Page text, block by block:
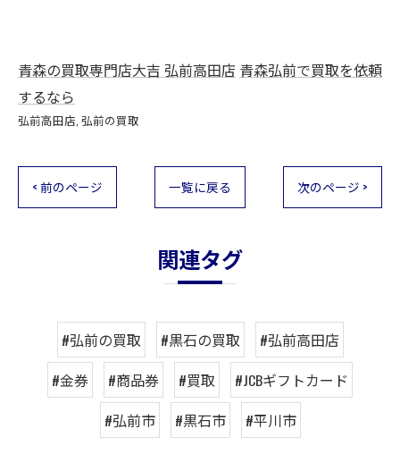
青森の買取専門店大吉 弘前高田店 青森弘前で買取を依頼
するなら
弘前高田店 弘前の買取
< 前のページ 一覧に戻る 次のページ >
関連タグ
#弘前の買取 #黒石の買取
#弘前高田店
#金券
#商品券 #買取
#JCBギフトカード
#弘前市
#黒石市 #平川市